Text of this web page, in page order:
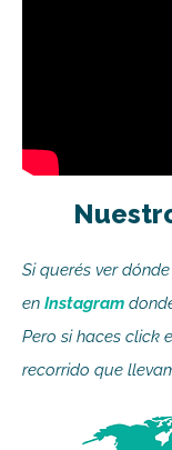
Si querés ver
en Instagram
Pero si haces click
recorrido que